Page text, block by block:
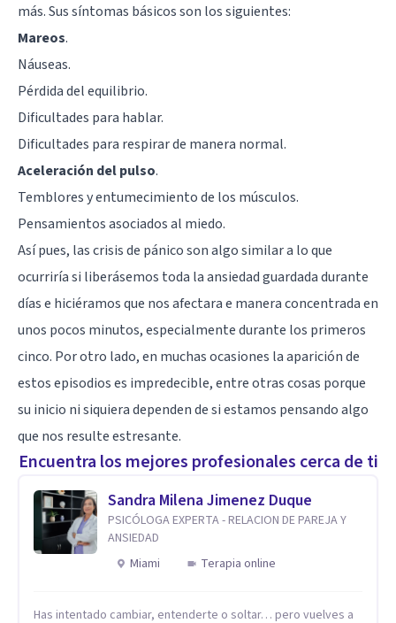
más. Sus síntomas básicos son los siguientes:
Mareos.
Náuseas.
Pérdida del equilibrio.
Dificultades para hablar.
Dificultades para respirar de manera normal.
Aceleración del pulso.
Temblores y entumecimiento de los músculos.
Pensamientos asociados al miedo.
Así pues, las crisis de pánico son algo similar a lo que
ocurriría si liberásemos toda la ansiedad guardada durante
días e hiciéramos que nos afectara e manera concentrada en
unos pocos minutos, especialmente durante los primeros
cinco. Por otro lado, en muchas ocasiones la aparición de
estos episodios es impredecible, entre otras cosas porque
su inicio ni siquiera dependen de si estamos pensando algo
que nos resulte estresante.
Encuentra los mejores profesionales cerca de ti
Sandra Milena Jimenez Duque
PSICÓLOGA EXPERTA - RELACION DE PAREJA Y
ANSIEDAD
Miami
Terapia online
Has intentado cambiar, entenderte o soltar… pero vuelves a